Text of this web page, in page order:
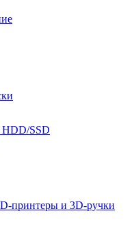
HDD/SSD
принтеры и 3D-ручки